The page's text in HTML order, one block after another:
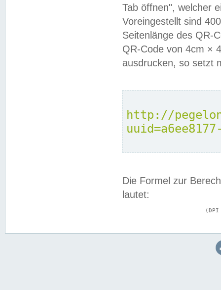
Tab öffnen", welcher
Voreingestellt sind
Seitenlänge des QR-
QR-Code von 4cm ×
ausdrucken, so setzt
http://
Die Formel zur
lautet: